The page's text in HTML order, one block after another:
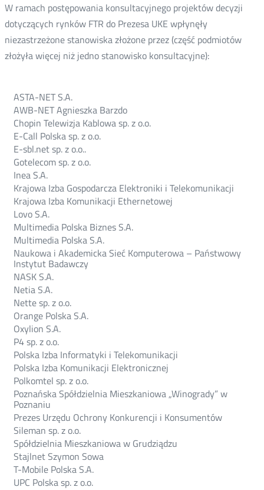
W ramach postępowania konsultacyjnego projektów decyzji
dotyczących rynków FTR do Prezesa UKE wpłynęły
niezastrzeżone stanowiska złożone przez (część podmiotów
złożyła więcej niż jedno stanowisko konsultacyjne):
ASTA-NET S.A.
AWB-NET Agnieszka Barzdo
Chopin Telewizja Kablowa sp. z o.o.
E-Call Polska sp. z o.o.
E-sbl.net sp. z o.o..
Gotelecom sp. z o.o.
Inea S.A.
Krajowa Izba Gospodarcza Elektroniki i Telekomunikacji
Krajowa Izba Komunikacji Ethernetowej
Lovo S.A.
Multimedia Polska Biznes S.A.
Multimedia Polska S.A.
Naukowa i Akademicka Sieć Komputerowa – Państwowy
Instytut Badawczy
NASK S.A.
Netia S.A.
Nette sp. z o.o.
Orange Polska S.A.
Oxylion S.A.
P4 sp. z o.o.
Polska Izba Informatyki i Telekomunikacji
Polska Izba Komunikacji Elektronicznej
Polkomtel sp. z o.o.
Poznańska Spółdzielnia Mieszkaniowa „Winogrady” w
Poznaniu
Prezes Urzędu Ochrony Konkurencji i Konsumentów
Sileman sp. z o.o.
Spółdzielnia Mieszkaniowa w Grudziądzu
Stajlnet Szymon Sowa
T-Mobile Polska S.A.
UPC Polska sp. z o.o.